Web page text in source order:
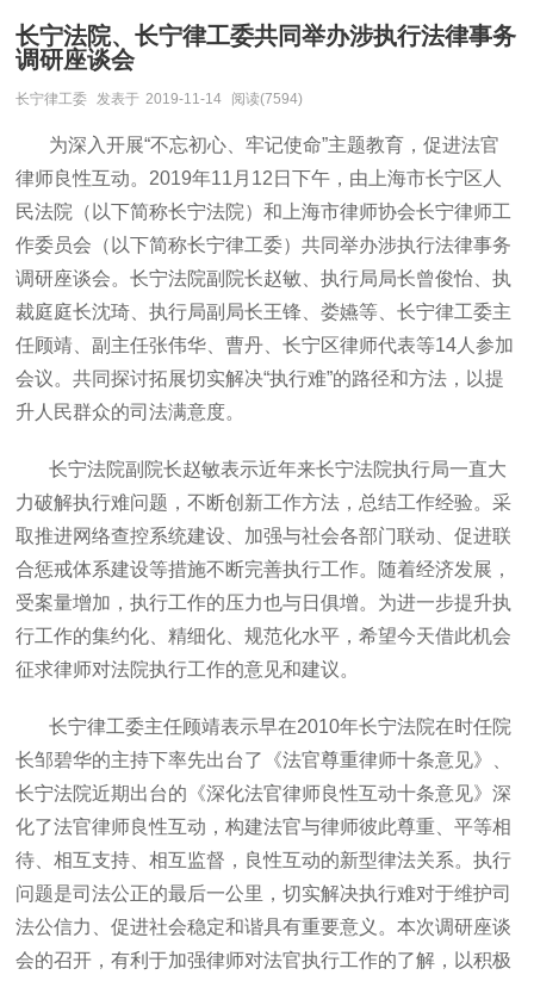
长宁法院、长宁律工委共同举办涉执行法律事务
调研座谈会
长宁律工委 发表于 2019-11-14 阅读(7594)
为深入开展“不忘初心、牢记使命”主题教育，促进法官
律师良性互动。2019年11月12日下午，由上海市长宁区人
民法院（以下简称长宁法院）和上海市律师协会长宁律师工
作委员会（以下简称长宁律工委）共同举办涉执行法律事务
调研座谈会。长宁法院副院长赵敏、执行局局长曾俊怡、执
裁庭庭长沈琦、执行局副局长王锋、娄嬿等、长宁律工委主
任顾靖、副主任张伟华、曹丹、长宁区律师代表等14人参加
会议。共同探讨拓展切实解决“执行难”的路径和方法，以提
升人民群众的司法满意度。
长宁法院副院长赵敏表示近年来长宁法院执行局一直大
力破解执行难问题，不断创新工作方法，总结工作经验。采
取推进网络查控系统建设、加强与社会各部门联动、促进联
合惩戒体系建设等措施不断完善执行工作。随着经济发展，
受案量增加，执行工作的压力也与日俱增。为进一步提升执
行工作的集约化、精细化、规范化水平，希望今天借此机会
征求律师对法院执行工作的意见和建议。
长宁律工委主任顾靖表示早在2010年长宁法院在时任院
长邹碧华的主持下率先出台了《法官尊重律师十条意见》、
长宁法院近期出台的《深化法官律师良性互动十条意见》深
化了法官律师良性互动，构建法官与律师彼此尊重、平等相
待、相互支持、相互监督，良性互动的新型律法关系。执行
问题是司法公正的最后一公里，切实解决执行难对于维护司
法公信力、促进社会稳定和谐具有重要意义。本次调研座谈
会的召开，有利于加强律师对法官执行工作的了解，以积极